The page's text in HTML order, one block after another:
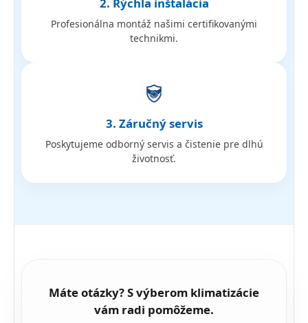
Profesionálna montáž našimi certifikovanými
technikmi.
3. Záručný servis
Poskytujeme odborný servis a čistenie pre dlhú
životnosť.
Máte otázky? S výberom klimatizácie
vám radi pomôžeme.